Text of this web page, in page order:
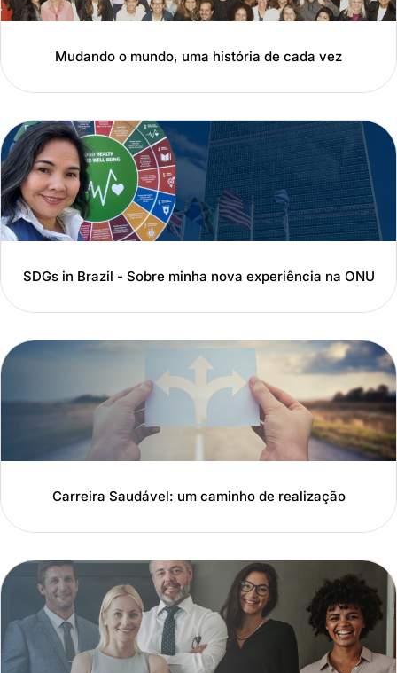
Mudando o mundo, uma história de cada vez
SDGs in Brazil - Sobre minha nova experiência na ONU
Carreira Saudável: um caminho de realização